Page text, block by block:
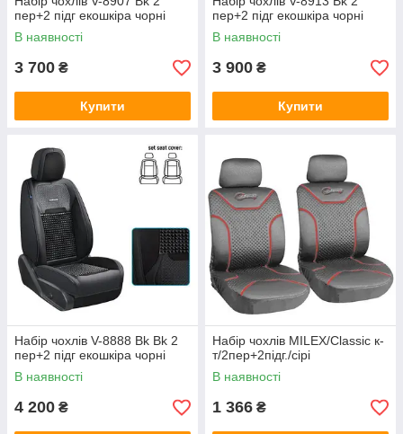
пер+2 підг екошкіра чорні
В наявності
3 700 ₴
Купити
пер+2 підг екошкіра чорні
В наявності
3 900 ₴
Купити
Набір чохлів V-8888 Bk Bk 2
пер+2 підг екошкіра чорні
В наявності
4 200 ₴
Набір чохлів MILEX/Classic к-
т/2пер+2підг./сірі
В наявності
1 366 ₴